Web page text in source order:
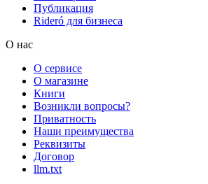
Публикация
Rideró для бизнеса
О нас
О сервисе
О магазине
Книги
Возникли вопросы?
Приватность
Наши преимущества
Реквизиты
Договор
llm.txt